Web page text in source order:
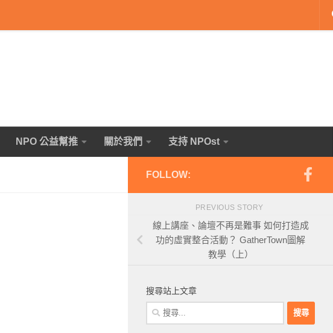
NPO 公益幫推 關於我們 支持 NPOst
FOLLOW:
PREVIOUS STORY
線上講座、論壇不再是難事 如何打造成
功的虛實整合活動？ GatherTown圖解
教學（上）
搜尋站上文章
搜
尋